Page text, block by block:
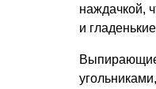
наждачкой,
и